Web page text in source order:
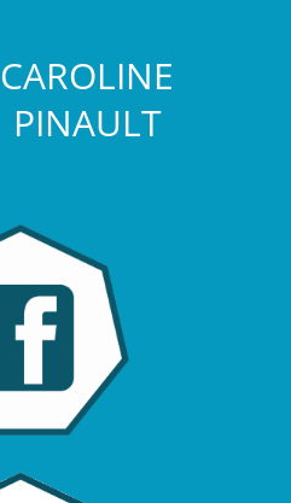
CAROLINE
PINAULT